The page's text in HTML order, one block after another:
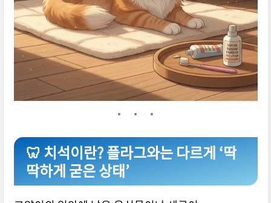
🦷 치석이란? 플라그와는 다르게 ‘딱
딱하게 굳은 상태’